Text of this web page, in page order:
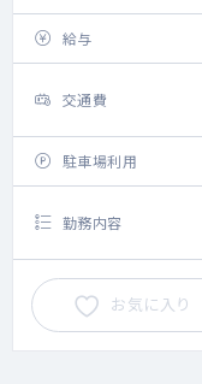
給与
交通費
駐車場利用
勤務内容
お気に入り